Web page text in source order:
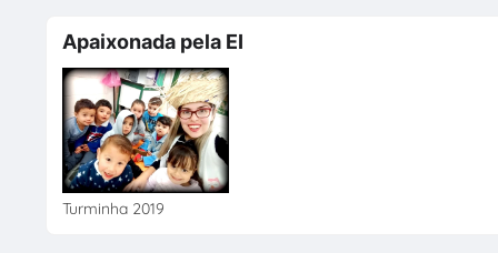
Apaixonada pela EI
Turminha 2019